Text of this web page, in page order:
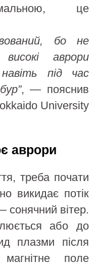
це
бо не
аврори
під час
, — пояснив
University
аврори
треба почати
викидає потік
сонячний вітер.
або до
плазми після
поле